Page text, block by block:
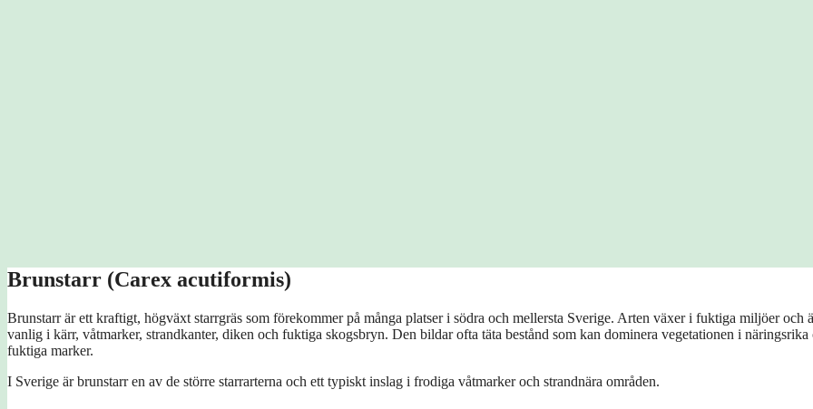
Brunstarr (Carex acutiformis)
Brunstarr är ett kraftigt, högväxt starrgräs som förekommer på många platser i södra och mellersta Sverige. Arten växer i fuktiga miljöer och
vanlig i kärr, våtmarker, strandkanter, diken och fuktiga skogsbryn. Den bildar ofta täta bestånd som kan dominera vegetationen i näringsrika
fuktiga marker.
I Sverige är brunstarr en av de större starrarterna och ett typiskt inslag i frodiga våtmarker och strandnära områden.